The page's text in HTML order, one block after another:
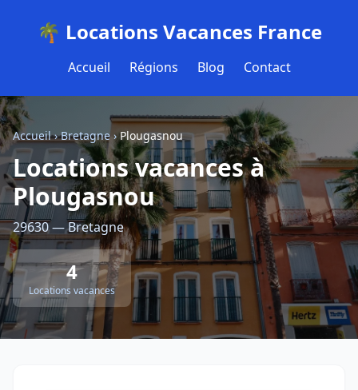
🌴 Locations Vacances France
Accueil Régions Blog Contact
Accueil›Bretagne›Plougasnou
Locations vacances à
Plougasnou
29630 — Bretagne
4
Locations vacances